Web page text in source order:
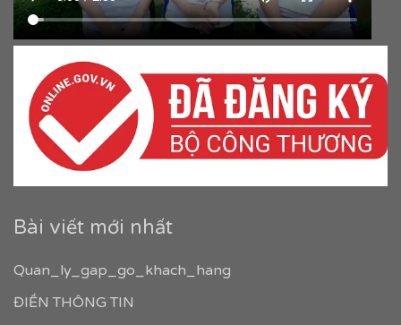
Bài viết mới nhất
Quan_ly_gap_go_khach_hang
ĐIỀN THÔNG TIN